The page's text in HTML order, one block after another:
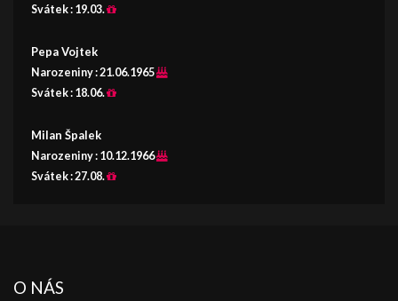
Svátek : 19.03.
Pepa Vojtek
Narozeniny :21.06.1965
Svátek : 18.06.
Milan Špalek
Narozeniny : 10.12.1966
Svátek :27.08.
O NÁS